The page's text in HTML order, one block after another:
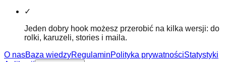
✓
Jeden dobry hook możesz przerobić na kilka wersji: do
rolki, karuzeli, stories i maila.
O nasBaza wiedzyRegulaminPolityka prywatnościStatystyki